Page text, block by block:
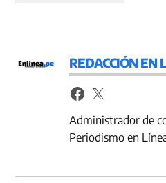
REDACCIÓN EN
Administrador de
Periodismo en